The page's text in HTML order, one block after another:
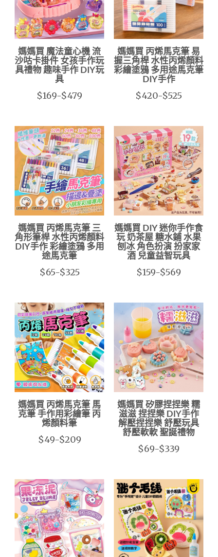
媽媽買 魔法童心機 流
沙咕卡掛件 女孩手作玩
具禮物 趣味手作 DIY玩
具
$169-$479
媽媽買 丙烯馬克筆 易
握三角桿 水性丙烯顏料
彩繪塗鴉 多用途馬克筆
DIY手作
$420-$525
媽媽買 丙烯馬克筆 三
角形筆桿 水性丙烯顏料
DIY手作 彩繪塗鴉 多用
途馬克筆
$65-$325
媽媽買 DIY 迷你手作食
玩 奶茶屋 糖水鋪 水果
刨冰 角色扮演 扮家家
酒 兒童益智玩具
$159-$569
媽媽買 丙烯馬克筆 馬
克筆 手作用彩繪筆 丙
烯顏料筆
$49-$209
媽媽買 矽膠捏捏樂 糯
滋滋 捏捏樂 DIY手作
解壓捏捏樂 舒壓玩具
舒壓軟軟 聖誕禮物
$69-$339